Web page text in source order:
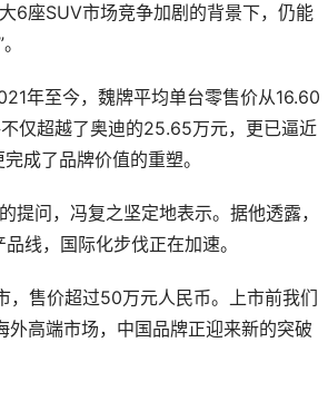
6座SUV市场竞争加剧的背景下，仍能
。
年至今，魏牌平均单台零售价从16.60
仅超越了奥迪的25.65万元，更已逼近
成了品牌价值的重塑。
提问，冯复之坚定地表示。据他透露，
线，国际化步伐正在加速。
，售价超过50万元人民币。上市前我们
高端市场，中国品牌正迎来新的突破